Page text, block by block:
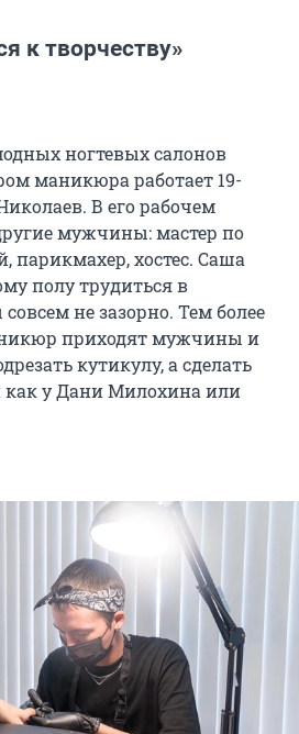
к творчеству»
ногтевых салонов
маникюра работает 19-
В его рабочем
мужчины: мастер по
парикмахер, хостес. Саша
полу трудиться в
не зазорно. Тем более
приходят мужчины и
кутикулу, а сделать
у Дани Милохина или